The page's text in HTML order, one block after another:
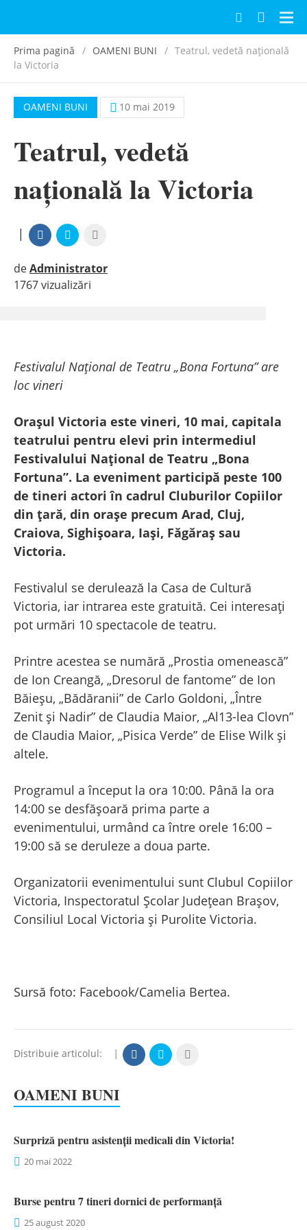
Prima pagină OAMENI BUNI
Teatrul, vedetă națională
la Victoria
OAMENI BUNI 10 mai 2019
Teatrul, vedetă
națională la Victoria
|
deAdministrator
|
1767 vizualizări
Festivalul Național de Teatru „Bona Fortuna” are
loc vineri
Orașul Victoria este vineri, 10 mai, capitala
teatrului pentru elevi prin intermediul
Festivalului Național de Teatru „Bona
Fortuna”. La eveniment participă peste 100
de tineri actori în cadrul Cluburilor Copiilor
din țară, din orașe precum Arad, Cluj,
Craiova, Sighișoara, Iași, Făgăraș sau
Victoria.
Festivalul se derulează la Casa de Cultură
Victoria, iar intrarea este gratuită. Cei interesați
pot urmări 10 spectacole de teatru.
Printre acestea se numără „Prostia omenească”
de Ion Creangă, „Dresorul de fantome” de Ion
Băieșu, „Bădăranii” de Carlo Goldoni, „Între
Zenit și Nadir” de Claudia Maior, „Al13-lea Clovn”
de Claudia Maior, „Pisica Verde” de Elise Wilk și
altele.
Programul a început la ora 10:00. Până la ora
14:00 se desfășoară prima parte a
evenimentului, urmând ca între orele 16:00 –
19:00 să se deruleze a doua parte.
Organizatorii evenimentului sunt Clubul Copiilor
Victoria, Inspectoratul Școlar Județean Brașov,
Consiliul Local Victoria și Purolite Victoria.
Sursă foto: Facebook/Camelia Bertea.
Distribuie articolul: |
OAMENI BUNI
Surpriză pentru asistenții medicali din Victoria!
20 mai 2022
Burse pentru 7 tineri dornici de performanță
25 august 2020